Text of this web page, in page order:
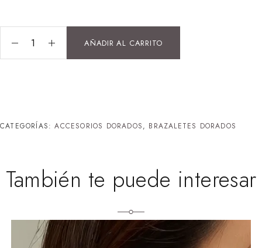
AÑADIR AL CARRITO
CATEGORÍAS:ACCESORIOS DORADOS, BRAZALETES DORADOS
También te puede interesar